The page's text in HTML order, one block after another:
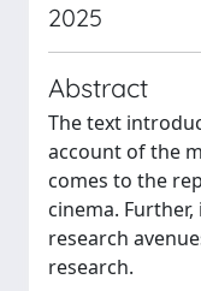
2025
Abstract
The text
account of the
comes to the
cinema.
research
research.